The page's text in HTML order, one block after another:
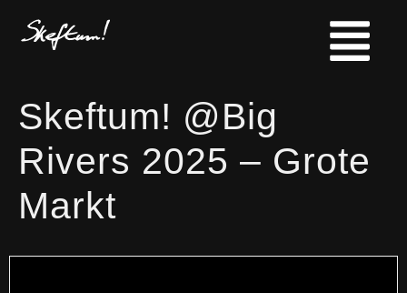
Skeftum! @Big
Rivers 2025 – Grote
Markt